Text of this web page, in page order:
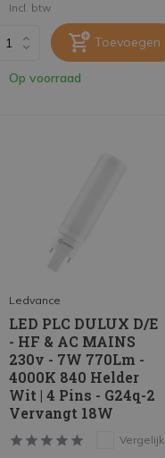
Incl. btw
Toevoegen
Op voorraad
Ledvance
LED PLC DULUX D/E
- HF & AC MAINS
230v - 7W 770Lm -
4000K 840 Helder
Wit | 4 Pins - G24q-2
Vervangt 18W
Vergelijk